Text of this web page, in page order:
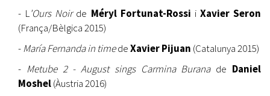
- L'Ours Noirde Méryl Fortunat-Rossi iXavier Seron
(França/Bèlgica 2015)
-María Fernanda in timedeXavier Pijuan (Catalunya 2015)
- Metube 2 - August sings Carmina Buranade Daniel
Moshel(Àustria 2016)